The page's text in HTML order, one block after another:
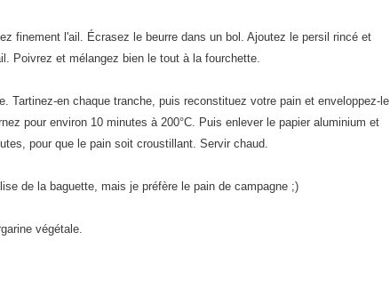
finement l'ail. Écrasez le beurre dans un bol. Ajoutez le persil rincé et
Poivrez et mélangez bien le tout à la fourchette.
Tartinez-en chaque tranche, puis reconstituez votre pain et enveloppez-le
pour environ 10 minutes à 200°C. Puis enlever le papier aluminium et
pour que le pain soit croustillant. Servir chaud.
de la baguette, mais je préfère le pain de campagne ;)
végétale.